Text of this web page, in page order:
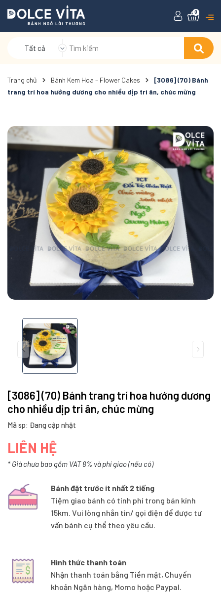
Tất cả
0
Trang chủ Bánh Kem Hoa – Flower Cakes
[3086] (70) Bánh
trang trí hoa hướng dương cho nhiều dịp tri ân, chúc mừng
[3086] (70) Bánh trang trí hoa hướng dương
cho nhiều dịp tri ân, chúc mừng
Mã sp: Đang cập nhật
LIÊN HỆ
* Giá chưa bao gồm VAT 8% và phí giao (nếu có)
Bánh đặt trước ít nhất 2 tiếng
Tiệm giao bánh có tính phí trong bán kính
15km. Vui lòng nhắn tin/ gọi điện để được tư
vấn bánh cụ thể theo yêu cầu.
Hình thức thanh toán
Nhận thanh toán bằng Tiền mặt, Chuyển
khoản Ngân hàng, Momo hoặc Paypal.